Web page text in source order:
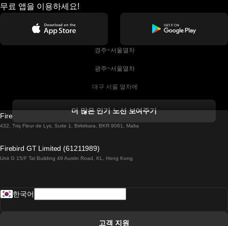
무료 앱을 이용하세요!
경주~서울열차
광주~서울열차
대구 서울 열차에
더블린에서 골웨이 열차
로마에서 나폴리 열차
더 많은 인기 노선 보여주기
Firebird GT Limited (OC 1451)
432, Triq Fleur de Lys, Suite 1, Birkirkara, BKR 9061, Malta
Firebird GT Limited (61211989)
Unit G 15/F Tal Building 49 Austin Road, KL, Hong Kong
한국어
고객 지원